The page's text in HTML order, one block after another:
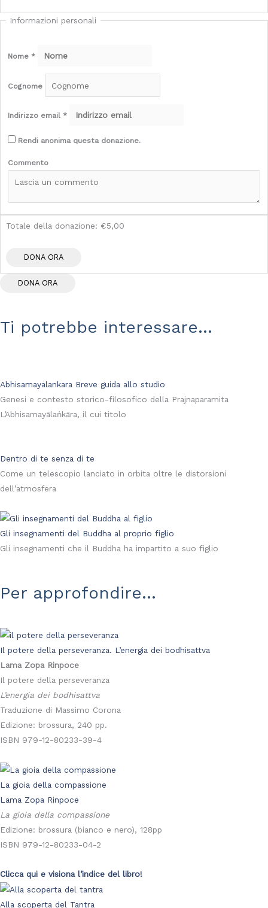
Informazioni personali
Nome *
Cognome
Indirizzo email *
Rendi anonima questa donazione.
Commento
Totale della donazione: €5,00
DONA ORA
Ti potrebbe interessare...
Abhisamayalankara Breve guida allo studio
Genesi e contesto storico-filosofico della Prajnaparamita
L’Abhisamayālaṅkāra, il cui titolo
Dentro di te senza di te
Come un telescopio lanciato in orbita oltre le distorsioni
dell’atmosfera
Gli insegnamenti del Buddha al proprio figlio
Gli insegnamenti che il Buddha ha impartito a suo figlio
Per approfondire...
Il potere della perseveranza. L’energia dei bodhisattva
Lama Zopa Rinpoce
Il potere della perseveranza
L’energia dei bodhisattva
Traduzione di Massimo Corona
Edizione: brossura, 240 pp.
ISBN 979-12-80233-39-4
La gioia della compassione
Lama Zopa Rinpoce
La gioia della compassione
Edizione: brossura (bianco e nero), 128pp
ISBN 979-12-80233-04-2
Clicca qui e visiona l’indice del libro!
Alla scoperta del Tantra